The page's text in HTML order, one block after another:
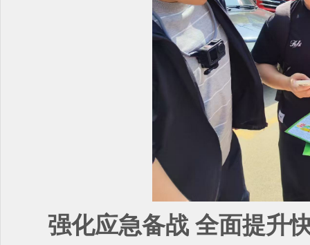
强化应急备战 全面提升